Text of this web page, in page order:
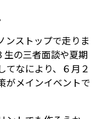
ンストップで走りま
生の三者面談や夏期
てなにより、６月２
がメインイベントで